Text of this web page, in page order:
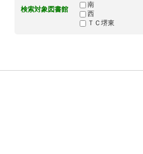
検索対象図書館
南
西
ＴＣ堺東